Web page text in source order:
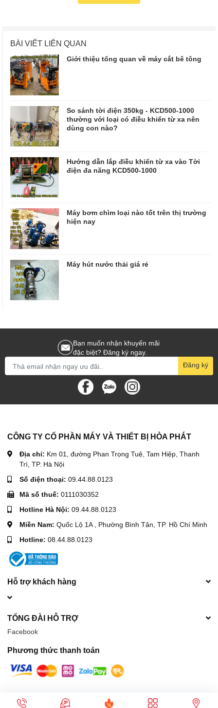
BÀI VIẾT LIÊN QUAN
Giới thiệu tổng quan về máy cắt bê tông
So sánh tời điện 350kg - KCD500-1000
thường với loại có điều khiển từ xa nên
dùng con nào?
Hướng dẫn lắp điều khiển từ xa vào Tời
điện đa năng KCD500-1000
Máy bơm chìm loại nào tốt trên thị trường
hiện nay
Máy hút nước thải giá rẻ
Bạn muốn nhận khuyến mãi
đặc biệt? Đăng ký ngay.
Đăng ký
CÔNG TY CỔ PHẦN MÁY VÀ THIẾT BỊ HÒA PHÁT
Địa chỉ: Km 01, đường Phan Trọng Tuệ, Tam Hiệp, Thanh
Trì, TP. Hà Nội
Số điện thoại: 09.44.88.0123
Mã số thuế: 0111030352
Hotline Hà Nội: 09.44.88.0123
Miền Nam: Quốc Lộ 1A , Phường Bình Tân, TP. Hồ Chí Minh
Hotline: 08.44.88.0123
Hỗ trợ khách hàng
TỔNG ĐÀI HỖ TRỢ
Facebook
Phương thức thanh toán
Sapo